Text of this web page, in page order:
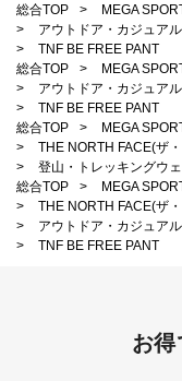
総合TOP
> MEGA
>
アウトドア・カジュア
>
TNF BE FREE PANT
総合TOP
> MEGA
>
アウトドア・カジュア
>
TNF BE FREE PANT
総合TOP
>
MEGA
>
THE NORTH FACE(ザ
>
登山・トレッキングウ
総合TOP
>
MEGA
>
THE NORTH FACE(ザ
>
アウトドア・カジュア
>
TNF BE FREE PANT
お